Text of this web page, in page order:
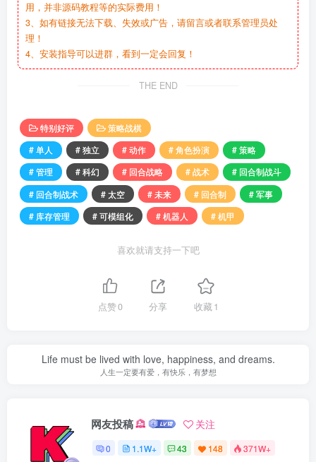
用，并非源码教程等的实际费用！
3、如有链接无法下载、失效或广告，请留言或者联系管理员处
理！
4、安装指导可以进群，看到一定会回复！
THE END
特别好评
策略战棋
# 单人
# 独立 # 动作 # 角色扮演
# 策略
# 管理
# 科幻 # 回合战略 # 战术
# 回合制战斗
# 回合制战术
# 太空 # 未来 # 回合制
# 军事
# 库存管理
# 可模组化 # 机器人 # 机甲
喜欢就请支持一下吧
点赞0 分享 收藏1
Life must be lived with love, happiness, and dreams.
人生一定要有爱，有快乐，有梦想
网友投稿 关注
0 1.1W+ 43 148 371W+